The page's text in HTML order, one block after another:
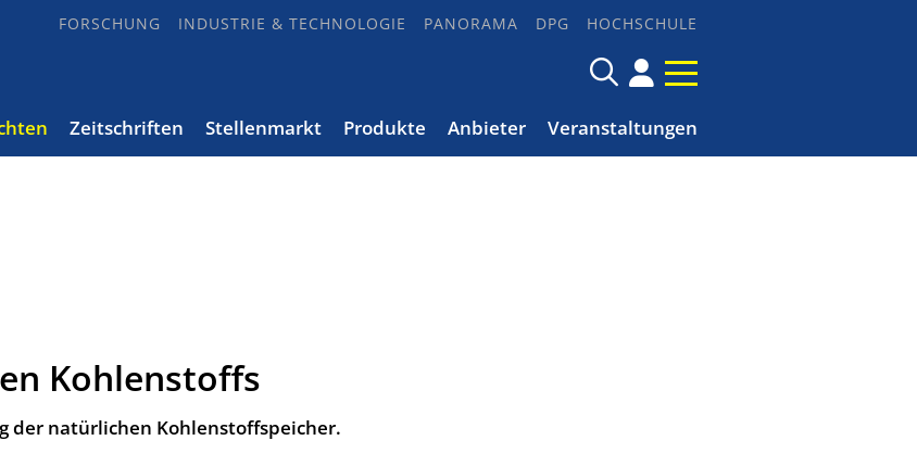
FORSCHUNG INDUSTRIE & TECHNOLOGIE PANORAMA DPG HOCHSCHULE
Zeitschriften Stellenmarkt Produkte Anbieter Veranstaltungen
Kohlenstoffs
der natürlichen Kohlenstoffspeicher.